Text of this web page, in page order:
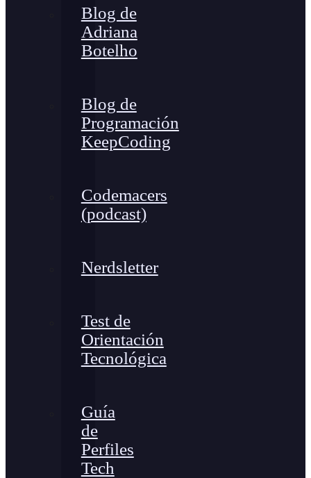
Blog de
Adriana
Botelho
Blog de
Programación
KeepCoding
Codemacers
(podcast)
Nerdsletter
Test de
Orientación
Tecnológica
Guía
de
Perfiles
Tech